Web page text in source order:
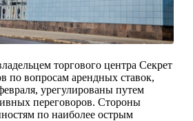
торгового центра Секрет
по вопросам арендных ставок,
урегулированы путем
переговоров. Стороны
по наиболее острым